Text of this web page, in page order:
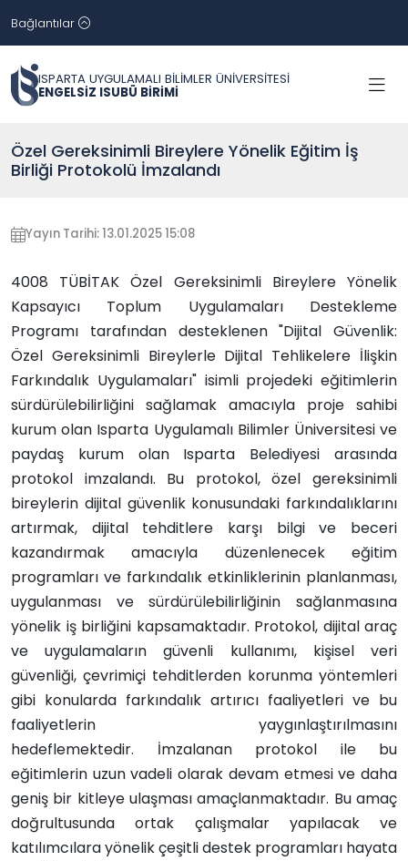
Bağlantılar
ISPARTA UYGULAMALI BİLİMLER ÜNİVERSİTESİ
ENGELSİZ ISUBÜ BİRİMİ
Özel Gereksinimli Bireylere Yönelik Eğitim İş
Birliği Protokolü İmzalandı
Yayın Tarihi: 13.01.2025 15:08
4008 TÜBİTAK Özel Gereksinimli Bireylere Yönelik
Kapsayıcı Toplum Uygulamaları Destekleme
Programı tarafından desteklenen "Dijital Güvenlik:
Özel Gereksinimli Bireylerle Dijital Tehlikelere İlişkin
Farkındalık Uygulamaları" isimli projedeki eğitimlerin
sürdürülebilirliğini sağlamak amacıyla proje sahibi
kurum olan Isparta Uygulamalı Bilimler Üniversitesi ve
paydaş kurum olan Isparta Belediyesi arasında
protokol imzalandı. Bu protokol, özel gereksinimli
bireylerin dijital güvenlik konusundaki farkındalıklarını
artırmak, dijital tehditlere karşı bilgi ve beceri
kazandırmak amacıyla düzenlenecek eğitim
programları ve farkındalık etkinliklerinin planlanması,
uygulanması ve sürdürülebilirliğinin sağlanmasına
yönelik iş birliğini kapsamaktadır. Protokol, dijital araç
ve uygulamaların güvenli kullanımı, kişisel veri
güvenliği, çevrimiçi tehditlerden korunma yöntemleri
gibi konularda farkındalık artırıcı faaliyetleri ve bu
faaliyetlerin yaygınlaştırılmasını
hedeflemektedir. İmzalanan protokol ile bu
eğitimlerin uzun vadeli olarak devam etmesi ve daha
geniş bir kitleye ulaşması amaçlanmaktadır. Bu amaç
doğrultusunda ortak çalışmalar yapılacak ve
katılımcılara yönelik çeşitli destek programları hayata